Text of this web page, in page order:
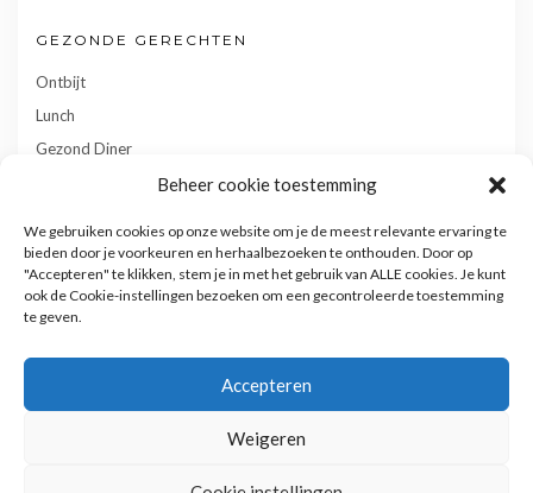
Beheer cookie toestemming
We gebruiken cookies op onze website om je de meest relevante ervaring te
bieden door je voorkeuren en herhaalbezoeken te onthouden. Door op
"Accepteren" te klikken, stem je in met het gebruik van ALLE cookies. Je kunt
ook de Cookie-instellingen bezoeken om een gecontroleerde toestemming
te geven.
Accepteren
Weigeren
GEZONDE GERECHTEN
Ontbijt
Lunch
Gezond Diner
Gebak
Privacy- en cookiebeleid